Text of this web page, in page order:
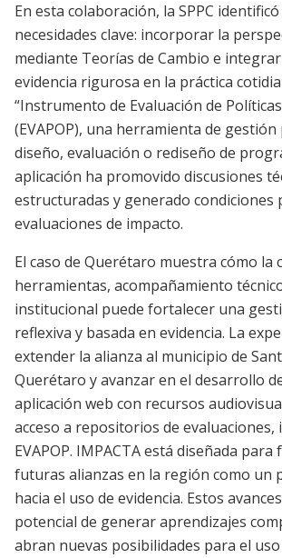
En esta colaboración, la SPPC
necesidades clave: incorporar la
mediante Teorías de Cambio e
evidencia rigurosa en la práctica
“Instrumento de Evaluación de
(EVAPOP), una herramienta de
diseño, evaluación o rediseño de
aplicación ha promovido discusiones
estructuradas y generado condiciones
evaluaciones de impacto.
El caso de Querétaro muestra cómo la
herramientas, acompañamiento
institucional puede fortalecer una
reflexiva y basada en evidencia. La
extender la alianza al municipio de
Querétaro y avanzar en el desarrollo
aplicación web con recursos
acceso a repositorios de evaluaciones,
EVAPOP. IMPACTA está diseñada
futuras alianzas en la región como un
hacia el uso de evidencia. Estos
potencial de generar aprendizajes
abran nuevas posibilidades para el